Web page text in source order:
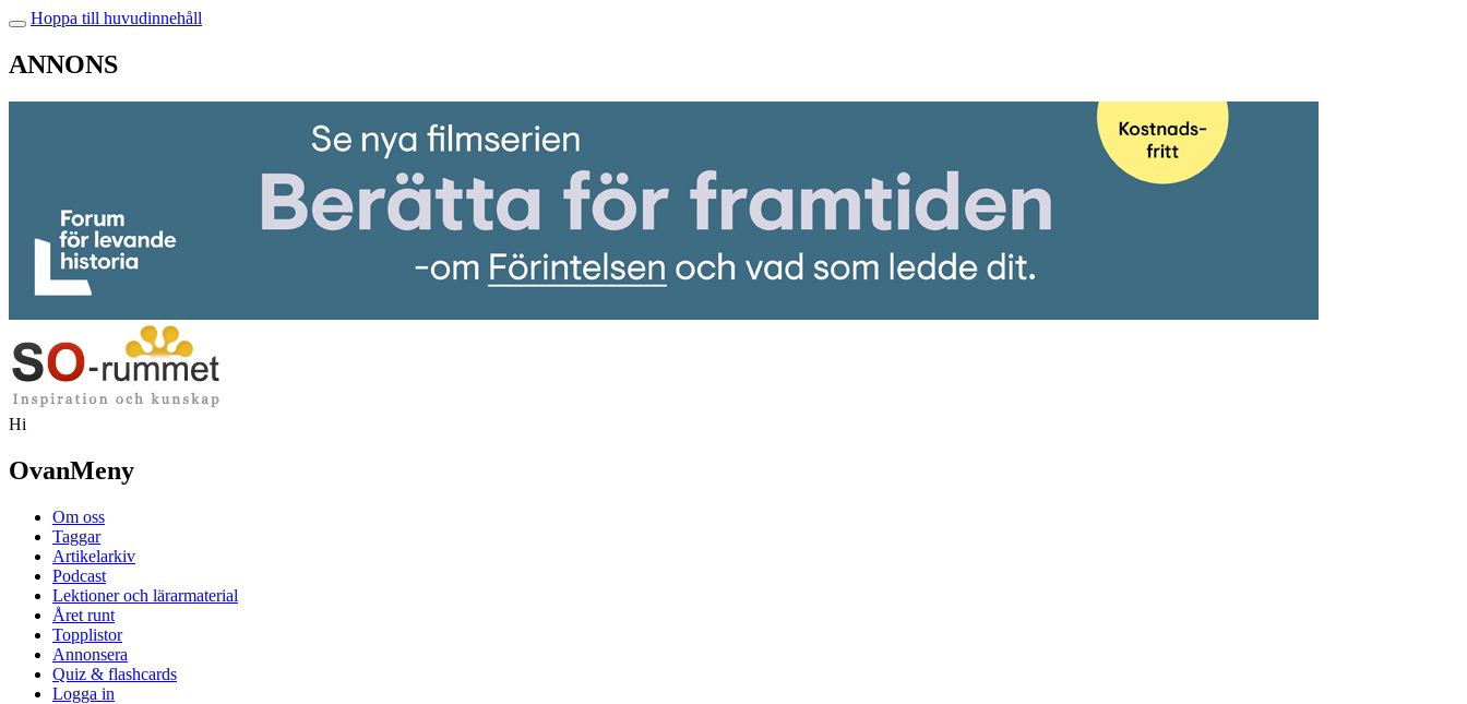
Hoppa till huvudinnehåll
ANNONS
Hi
OvanMeny
Om oss
Taggar
Artikelarkiv
Podcast
Lektioner och lärarmaterial
Året runt
Topplistor
Annonsera
Quiz & flashcards
Logga in